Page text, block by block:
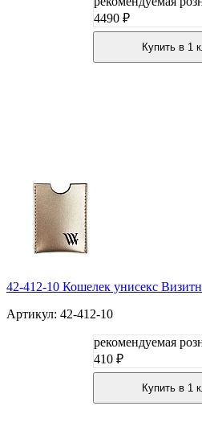
4490 ₽
Купить в 1
42-412-10 Кошелек унисекс
Артикул: 42-412-10
рекомендуемая
410 ₽
Купить в 1